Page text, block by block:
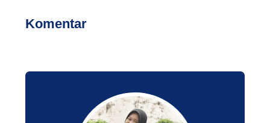
Komentar